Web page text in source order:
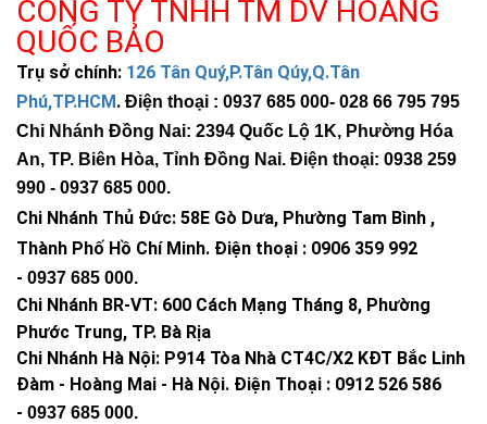
CÔNG TY TNHH TM DV HOÀNG
QUỐC BẢO
Trụ sở chính: 126 Tân Quý,P.Tân Qúy,Q.Tân
Phú,TP.HCM. Điện thoại : 0937 685 000- 028 66 795 795
Chi Nhánh Đồng Nai: 2394 Quốc Lộ 1K, Phường Hóa
An, TP. Biên Hòa, Tỉnh Đồng Nai. Điện thoại: 0938 259
990 - 0937 685 000.
Chi Nhánh Thủ Đức: 58E Gò Dưa, Phường Tam Bình ,
Thành Phố Hồ Chí Minh. Điện thoại : 0906 359 992
- 0937 685 000.
Chi Nhánh BR-VT: 600 Cách Mạng Tháng 8, Phường
Phước Trung, TP. Bà Rịa
Chi Nhánh Hà Nội: P914 Tòa Nhà CT4C/X2 KĐT Bắc Linh
Đàm - Hoàng Mai - Hà Nội. Điện Thoại : 0912 526 586
- 0937 685 000.